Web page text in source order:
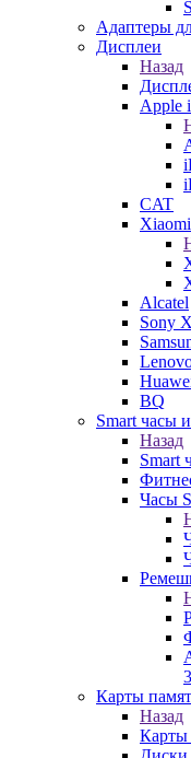
Адаптеры
Дисплеи
Назад
Apple
CAT
Xiaomi
Alcatel
Sony
BQ
Smart часы
Назад
Smart
Часы
Карты
Назад
Карты